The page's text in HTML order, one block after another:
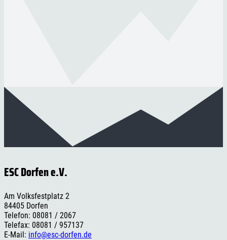
ESC Dorfen e.V.
Am Volksfestplatz 2
84405 Dorfen
Telefon: 08081 / 2067
Telefax: 08081 / 957137
E-Mail: info@esc-dorfen.de